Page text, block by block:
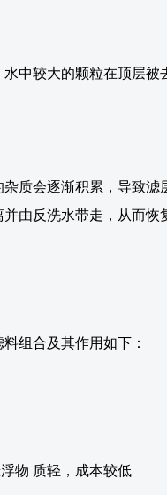
中较大的颗粒在顶层
质会逐渐积累，导致
由反洗水带走，从而恢
组合及其作用如下：
物 质轻，成本较低